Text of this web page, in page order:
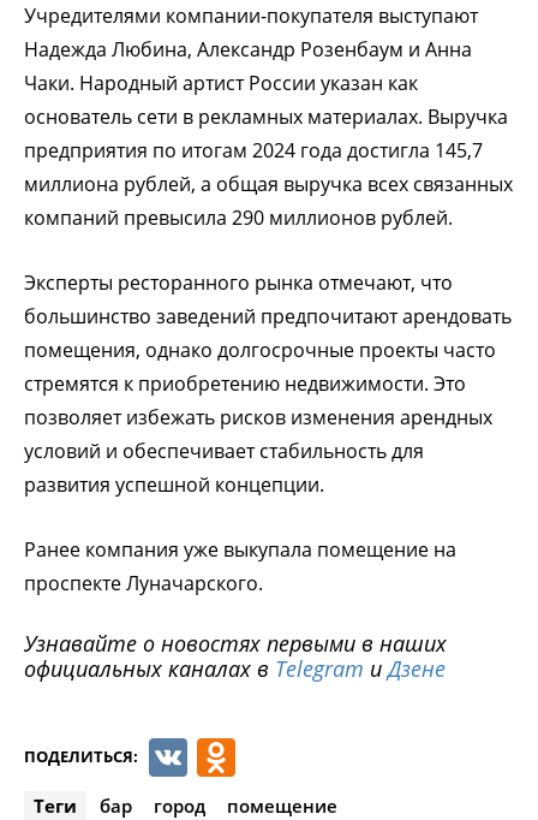
Учредителями компании-покупателя выступают
Надежда Любина, Александр Розенбаум и Анна
Чаки. Народный артист России указан как
основатель сети в рекламных материалах. Выручка
предприятия по итогам 2024 года достигла 145,7
миллиона рублей, а общая выручка всех связанных
компаний превысила 290 миллионов рублей.
Эксперты ресторанного рынка отмечают, что
большинство заведений предпочитают арендовать
помещения, однако долгосрочные проекты часто
стремятся к приобретению недвижимости. Это
позволяет избежать рисков изменения арендных
условий и обеспечивает стабильность для
развития успешной концепции.
Ранее компания уже выкупала помещение на
проспекте Луначарского.
Узнавайте о новостях первыми в наших
официальных каналах в Telegram иДзене
ПОДЕЛИТЬСЯ: VK
Теги бар город помещение